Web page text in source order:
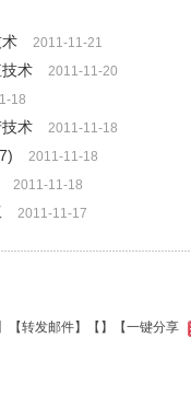
2011-11-21
术 2011-11-20
18
术 2011-11-18
2011-11-18
2011-11-18
2011-11-17
【转发邮件】【 】 【一键分享